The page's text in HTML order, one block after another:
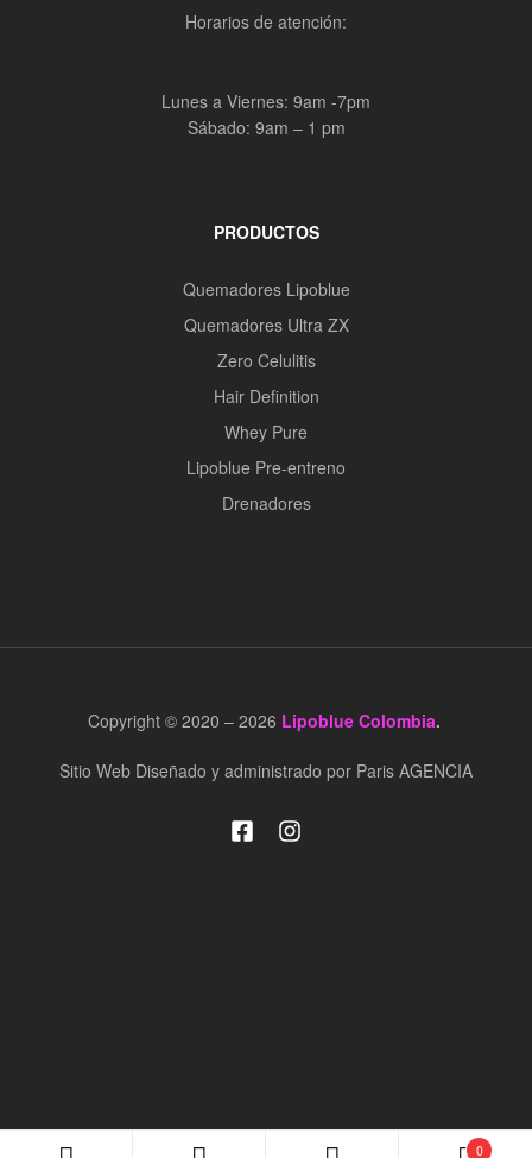
Horarios de atención:
Lunes a Viernes: 9am -7pm
Sábado: 9am – 1 pm
PRODUCTOS
Quemadores Lipoblue
Quemadores Ultra ZX
Zero Celulitis
Hair Definition
Whey Pure
Lipoblue Pre-entreno
Drenadores
Copyright © 2020 – 2026 Lipoblue Colombia.
Sitio Web Diseñado y administrado por Paris AGENCIA
0